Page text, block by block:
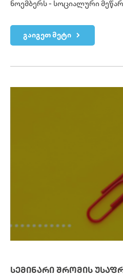
ნოემბერს - სოციალური
გაიგეთ მეტი
ᲡᲔᲛᲘᲜᲐᲠᲘ ᲨᲠᲝᲛᲘᲡ